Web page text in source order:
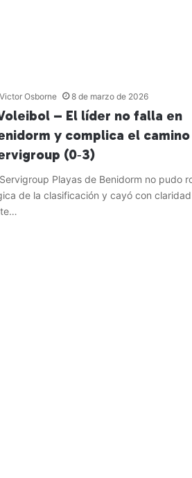
Victor Osborne 8 de marzo de 2026
– El líder no falla en
y complica el
(0‑3)
Playas de Benidorm no pudo
de la clasificación y cayó con